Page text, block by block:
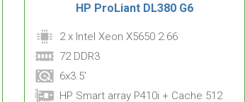
HP ProLiant DL380 G6
2 x Intel Xeon X5650 2.66
72 DDR3
6x3.5'
HP Smart array P410i + Cache 512